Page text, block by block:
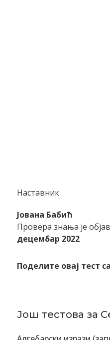
Наставник
Joвана Бабић
Провера знања је
децембар 2022
Поделите овај тест
Још тестова за